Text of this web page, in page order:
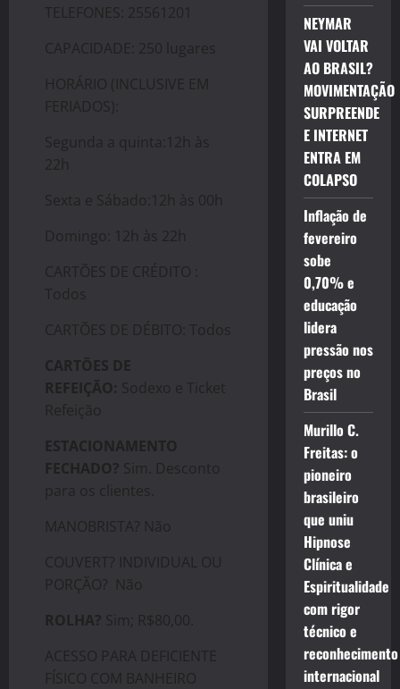
TELEFONES: 25561201
CAPACIDADE: 250 lugares
HORÁRIO (INCLUSIVE EM
FERIADOS):
Segunda a quinta:12h às
22h
Sexta e Sábado:12h às 00h
Domingo: 12h às 22h
CARTÕES DE CRÉDITO :
Todos
CARTÕES DE DÉBITO: Todos
CARTÕES DE
REFEIÇÃO: Sodexo e Ticket
Refeição
ESTACIONAMENTO
FECHADO? Sim. Desconto
para os clientes.
MANOBRISTA? Não
COUVERT? INDIVIDUAL OU
PORÇÃO? Não
ROLHA? Sim; R$80,00.
ACESSO PARA DEFICIENTE
FÍSICO COM BANHEIRO
NEYMAR
VAI VOLTAR
AO BRASIL?
MOVIMENTAÇÃO
SURPREENDE
E INTERNET
ENTRA EM
COLAPSO
Inflação de
fevereiro
sobe
0,70% e
educação
lidera
pressão nos
preços no
Brasil
Murillo C.
Freitas: o
pioneiro
brasileiro
que uniu
Hipnose
Clínica e
Espiritualidade
com rigor
técnico e
reconhecimento
internacional